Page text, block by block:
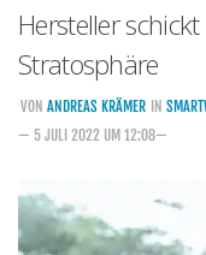
Kommende
Marken und Modelle
Handytarife
Hersteller
Stratosphäre
VON ANDREAS KRÄMER IN
— 5 JULI 2022 UM 12:08—